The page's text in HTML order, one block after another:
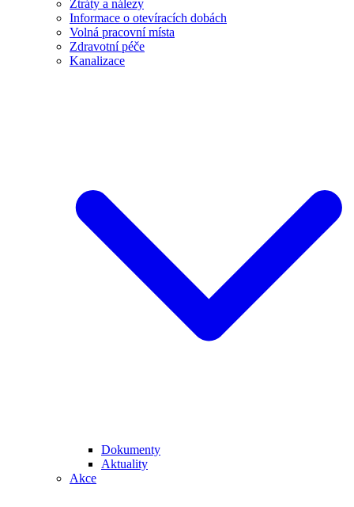
Ztráty a nálezy
Informace o otevíracích dobách
Volná pracovní místa
Zdravotní péče
Kanalizace
Dokumenty
Aktuality
Akce